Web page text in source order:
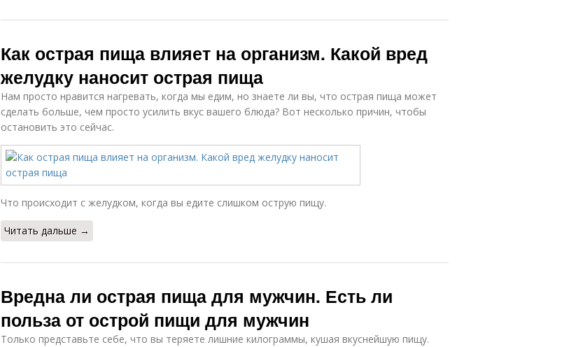
Как острая пища влияет на организм. Какой вред
желудку наносит острая пища
Нам просто нравится нагревать, когда мы едим, но знаете ли вы, что острая пища может
сделать больше, чем просто усилить вкус вашего блюда? Вот несколько причин, чтобы
остановить это сейчас.
Что происходит с желудком, когда вы едите слишком острую пищу.
Читать дальше →
Вредна ли острая пища для мужчин. Есть ли
польза от острой пищи для мужчин
Только представьте себе, что вы теряете лишние килограммы, кушая вкуснейшую пищу.